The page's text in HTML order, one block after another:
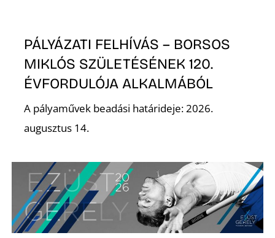
PÁLYÁZATI FELHÍVÁS – BORSOS
MIKLÓS SZÜLETÉSÉNEK 120.
ÉVFORDULÓJA ALKALMÁBÓL
A pályaművek beadási határideje: 2026.
augusztus 14.